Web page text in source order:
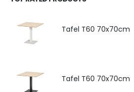
Tafel T60 70x70cm
Tafel T60 70x70cm